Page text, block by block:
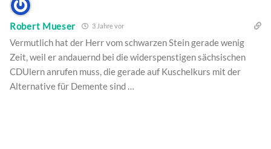
Robert Mueser 3 Jahre vor
Vermutlich hat der Herr vom schwarzen Stein gerade wenig
Zeit, weil er andauernd bei die widerspenstigen sächsischen
CDUlern anrufen muss, die gerade auf Kuschelkurs mit der
Alternative für Demente sind …